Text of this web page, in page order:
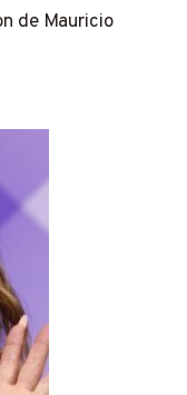
de Mauricio